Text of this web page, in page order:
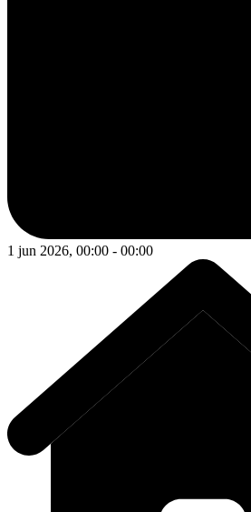
1 jun 2026, 00:00 - 00:00